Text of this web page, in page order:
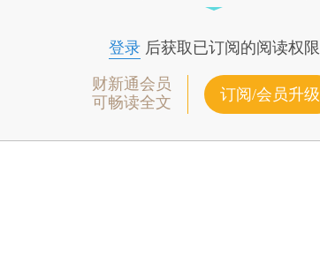
登录后获取已订阅的阅读权限
财新通会员
可畅读全文
订阅/会员升级